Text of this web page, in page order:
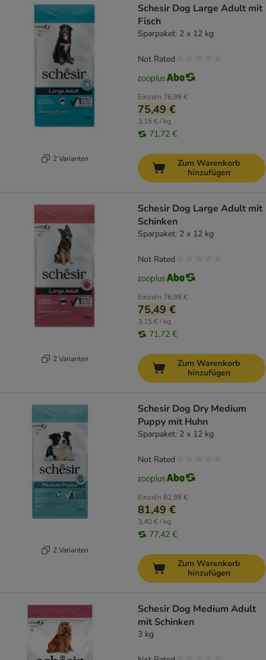
2 Varianten
Schesir Dog Large Adult mit
Fisch
Sparpaket: 2 x 12 kg
Einzeln 76,98 €
75,49 €
3,15 € / kg
71,72 €
Not Rated
Zum Warenkorb
hinzufügen
2 Varianten
Schesir Dog Large Adult mit
Schinken
Sparpaket: 2 x 12 kg
Einzeln 76,98 €
75,49 €
3,15 € / kg
71,72 €
Not Rated
Zum Warenkorb
hinzufügen
2 Varianten
Schesir Dog Dry Medium
Puppy mit Huhn
Sparpaket: 2 x 12 kg
Einzeln 82,98 €
81,49 €
3,40 € / kg
77,42 €
Not Rated
Zum Warenkorb
hinzufügen
Schesir Dog Medium Adult
mit Schinken
3 kg